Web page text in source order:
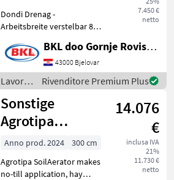
7.450 €
netto
Dondi Drenag -
Arbeitsbreite verstelbar 8
max 50 cm - Hydraulische
Arbeitstiefeverstelbar -
Gelenkwelle Drenag 50 –
7450€ Drena
BKL doo Gornje Rovisce Kroatien
43000 Bjelovar
Lavorazione
terreno
/ Dondi
Rivenditore Premium Plus
Sonstige
Agrotipa
SoilaAerator ASA
300
14.076
€
inclusa IVA
21%
11.730 €
netto
Anno prod. 2024
300 cm
Agrotipa SoilAerator makes
no-till application, hay